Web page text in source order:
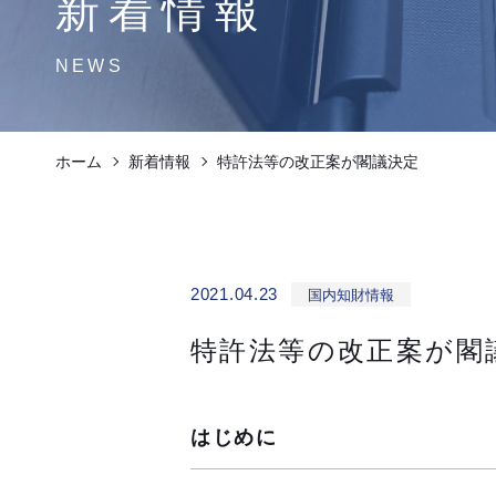
新着情報
NEWS
ホーム 新着情報 特許法等の改正案が閣議決定
2021.04.23 国内知財情報
特許法等の改正案が閣
はじめに